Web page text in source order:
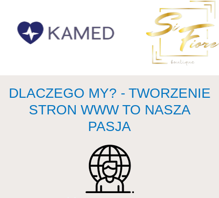
DLACZEGO MY? - TWORZENIE
STRON WWW TO NASZA
PASJA